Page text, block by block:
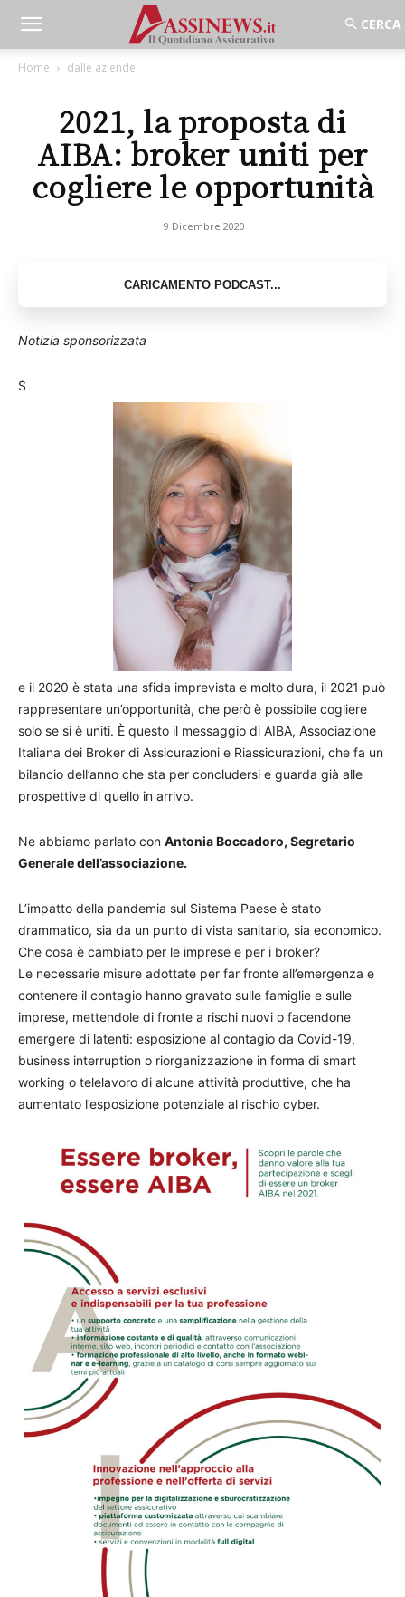
Home dalle aziende
2021, la proposta di
AIBA: broker uniti per
cogliere le opportunità
9 Dicembre 2020
Notizia sponsorizzata
S
e il 2020 è stata una sfida imprevista e molto dura, il 2021 può
rappresentare un’opportunità, che però è possibile cogliere
solo se si è uniti. È questo il messaggio di AIBA, Associazione
Italiana dei Broker di Assicurazioni e Riassicurazioni, che fa un
bilancio dell’anno che sta per concludersi e guarda già alle
prospettive di quello in arrivo.
Ne abbiamo parlato con Antonia Boccadoro, Segretario
Generale dell’associazione.
L’impatto della pandemia sul Sistema Paese è stato
drammatico, sia da un punto di vista sanitario, sia economico.
Che cosa è cambiato per le imprese e per i broker?
Le necessarie misure adottate per far fronte all’emergenza e
contenere il contagio hanno gravato sulle famiglie e sulle
imprese, mettendole di fronte a rischi nuovi o facendone
emergere di latenti: esposizione al contagio da Covid-19,
business interruption o riorganizzazione in forma di smart
working o telelavoro di alcune attività produttive, che ha
aumentato l’esposizione potenziale al rischio cyber.